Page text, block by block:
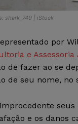
shark_749 | iStock
por
e
de fazer ao se
de seu nome, no
e os danos